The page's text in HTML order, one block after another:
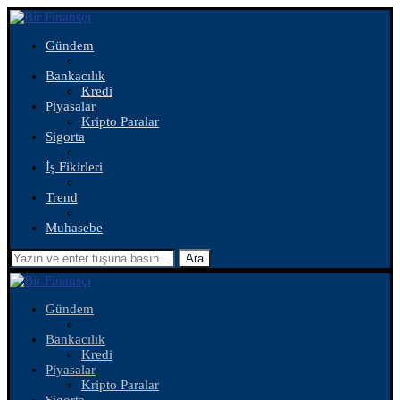
Gündem
Bankacılık
Kredi
Piyasalar
Kripto Paralar
Sigorta
İş Fikirleri
Trend
Muhasebe
Ara
Gündem
Bankacılık
Kredi
Piyasalar
Kripto Paralar